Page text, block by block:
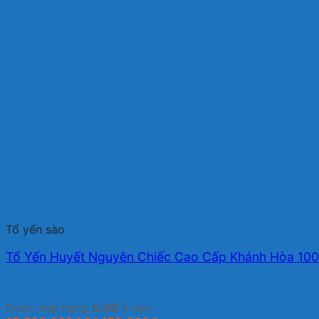
Tổ yến sào
Tổ Yến Huyết Nguyên Chiếc Cao Cấp Khánh Hòa
Được xếp hạng 5.00 5 sao